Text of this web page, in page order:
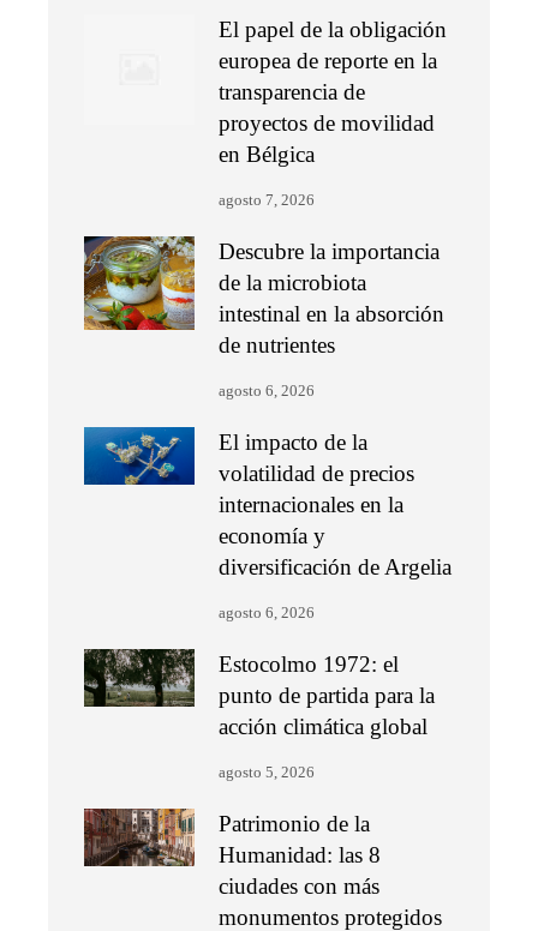
El papel de la obligación
europea de reporte en la
transparencia de
proyectos de movilidad
en Bélgica
agosto 7, 2026
Descubre la importancia
de la microbiota
intestinal en la absorción
de nutrientes
agosto 6, 2026
El impacto de la
volatilidad de precios
internacionales en la
economía y
diversificación de Argelia
agosto 6, 2026
Estocolmo 1972: el
punto de partida para la
acción climática global
agosto 5, 2026
Patrimonio de la
Humanidad: las 8
ciudades con más
monumentos protegidos